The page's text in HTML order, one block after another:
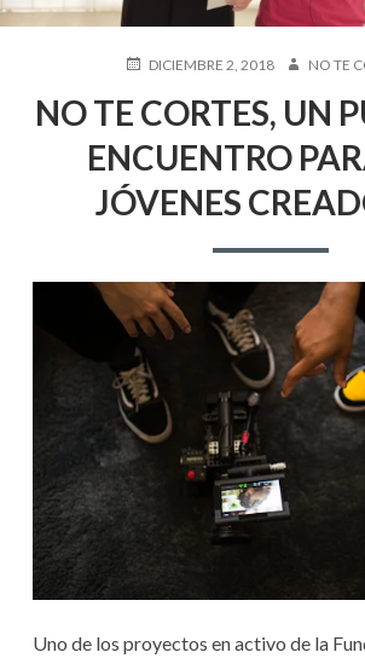
P
B
L
I
C
A
D
N
DICIEMBRE 2, 2018
A
O
R
NO TE
NO TE CORTES, UN
ENCUENTRO
JÓVENES
Uno de los proyectos en activo de la